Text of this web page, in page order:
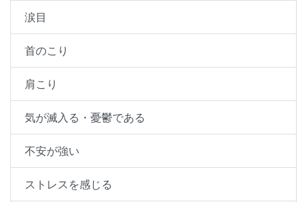
涙目
首のこり
肩こり
気が滅入る・憂鬱である
不安が強い
ストレスを感じる